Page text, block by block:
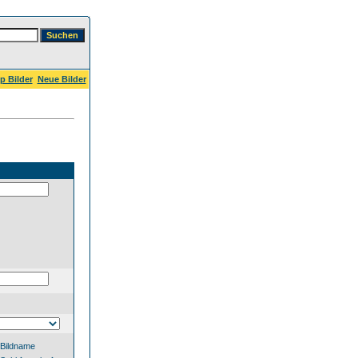
Bilder Neue Bilder